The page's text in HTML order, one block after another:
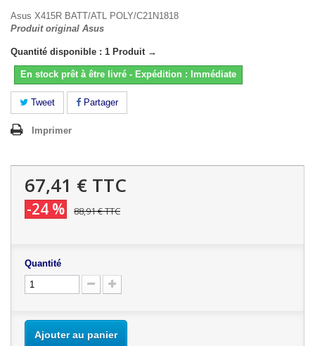
Asus X415R BATT/ATL POLY/C21N1818
Produit original Asus
Quantité disponible : 1 Produit →
En stock prêt à être livré - Expédition : Immédiate
Tweet Partager
Imprimer
67,41 € TTC
-24 % 88,91 €TTC
Quantité
Ajouter au panier